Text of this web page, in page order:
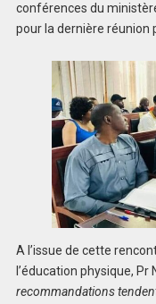
conférences du
pour la dernière réunion
A l’issue de cette
l’éducation physique,
recommandations